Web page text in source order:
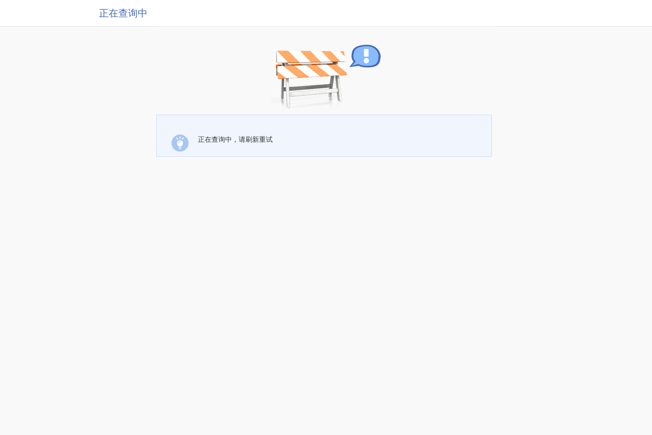
正在查询中
正在查询中，请刷新重试